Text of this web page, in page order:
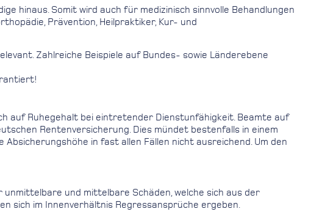
hinaus. Somit wird auch für medizinisch sinnvolle Behandlungen
Prävention, Heilpraktiker, Kur- und
Zahlreiche Beispiele auf Bundes- sowie Länderebene
auf Ruhegehalt bei eintretender Dienstunfähigkeit. Beamte auf
Rentenversicherung. Dies mündet bestenfalls in einem
in fast allen Fällen nicht ausreichend. Um den
und mittelbare Schäden, welche sich aus der
sich im Innenverhältnis Regressansprüche ergeben.